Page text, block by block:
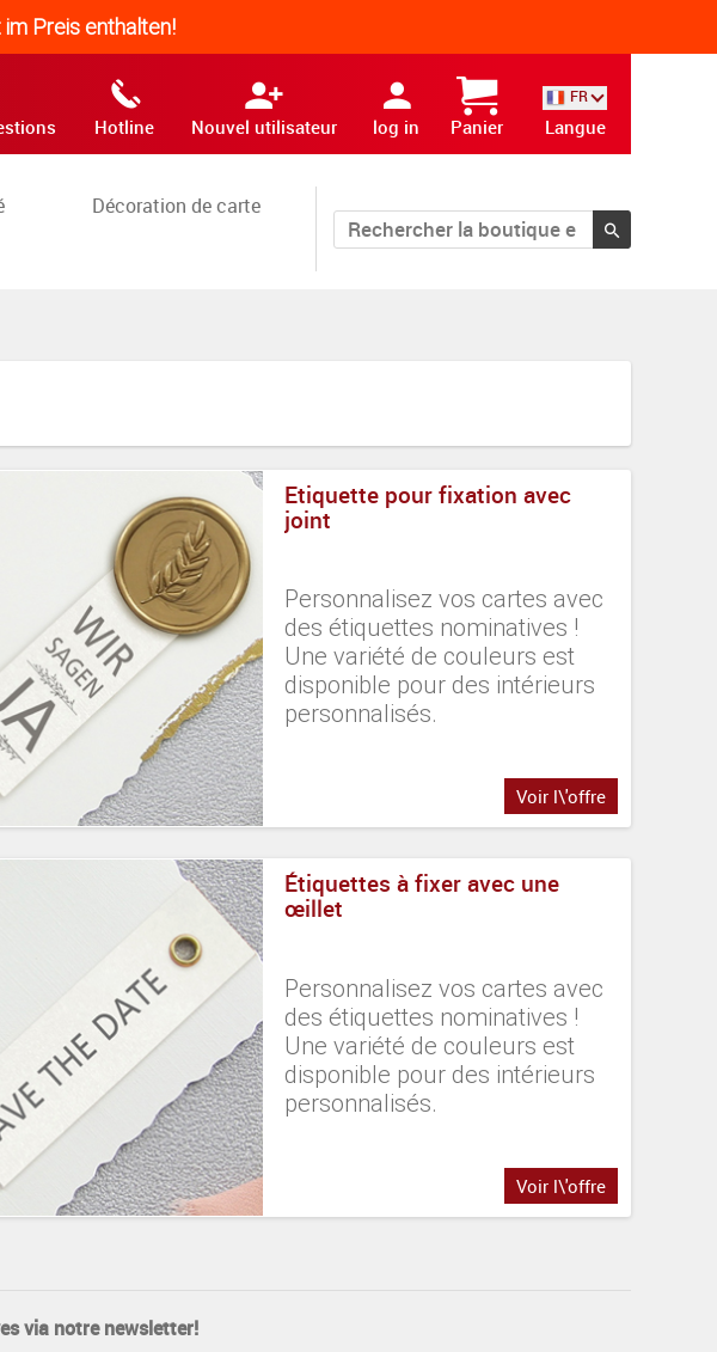
Preis enthalten!
Hotline Nouvel utilisateur log in Panier
FR
Langue
Décoration de carte
Etiquette pour fixation avec
joint
Personnalisez vos cartes avec
des étiquettes nominatives !
Une variété de couleurs est
disponible pour des intérieurs
personnalisés.
Voir l\'offre
Étiquettes à fixer avec une
œillet
Personnalisez vos cartes avec
des étiquettes nominatives !
Une variété de couleurs est
disponible pour des intérieurs
personnalisés.
Voir l\'offre
via notre newsletter!